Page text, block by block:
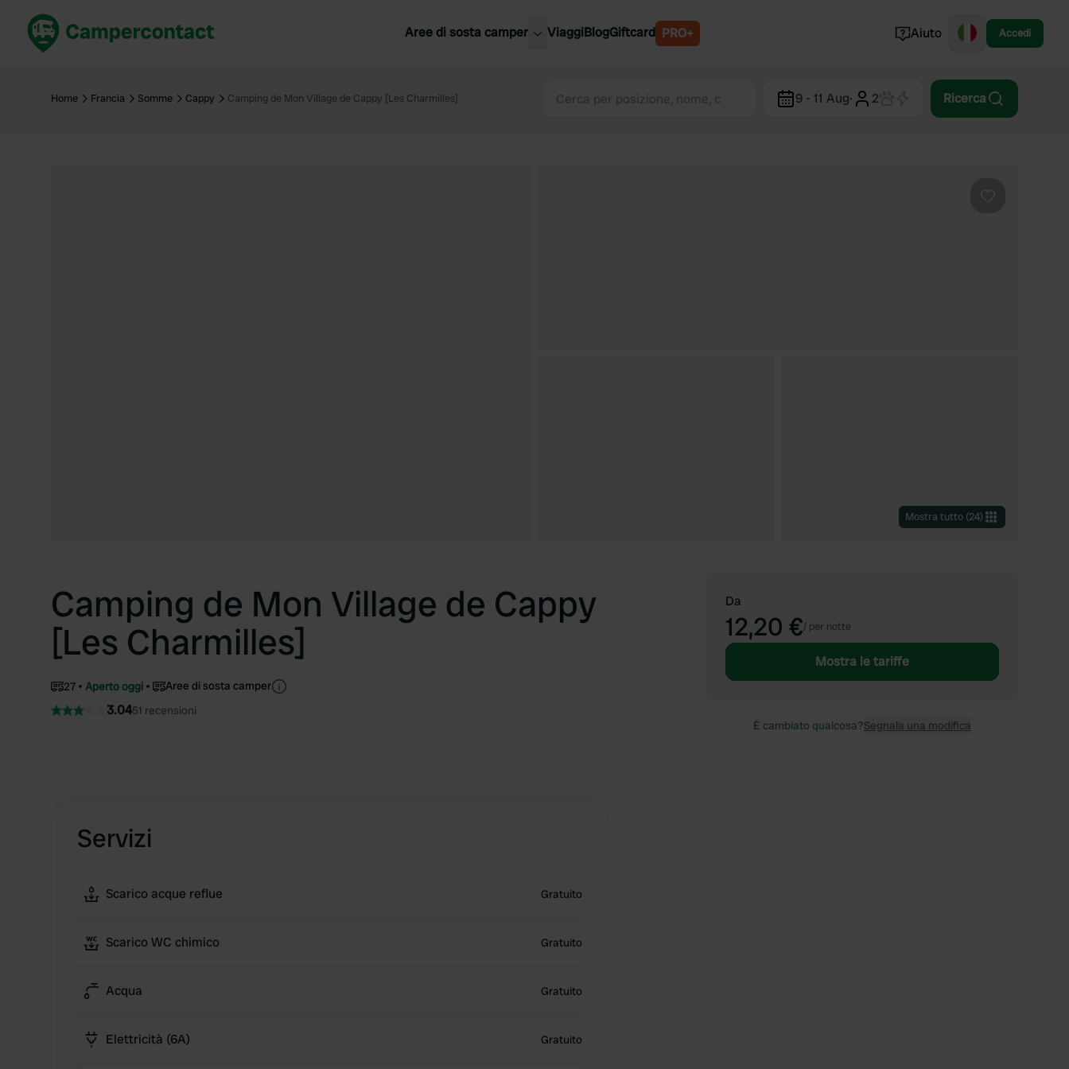
Aree di sosta camper
Italia
Italia
Slovenia
Portogallo
ViaggiBlogGiftcard PRO+ Aiuto Accedi
Home Francia Somme Cappy Camping de Mon Village de Cappy [Les Charmilles] 9 - 11 Aug· 2 Ricerca
Mostra tutto (24)
Camping de Mon Village de Cappy
[Les Charmilles]
27 Aperto oggi Aree di sosta camper
3.0451 recensioni
Servizi
Scarico acque reflue Gratuito
Scarico WC chimico Gratuito
Acqua Gratuito
Elettricità (6A) Gratuito
Da
12,20 €/ per notte
Mostra le tariffe
È cambiato qualcosa?Segnala una modifica